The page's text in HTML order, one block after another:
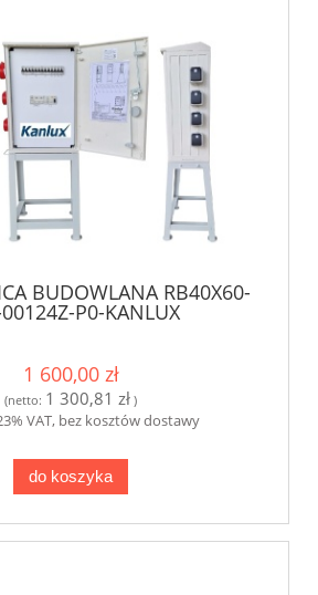
BUDOWLANA RB40X60-
P0-KANLUX
1 600,00 zł
(netto: 1 300,81 zł )
VAT, bez kosztów dostawy
do koszyka